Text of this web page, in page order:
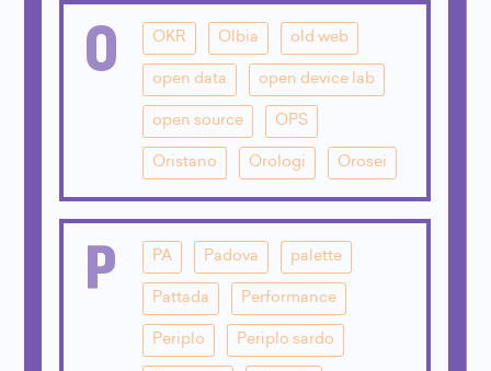
O OKR Olbia old web
open data open device lab
open source OPS
Oristano Orologi Orosei
P PA Padova palette
Pattada Performance
Periplo Periplo sardo